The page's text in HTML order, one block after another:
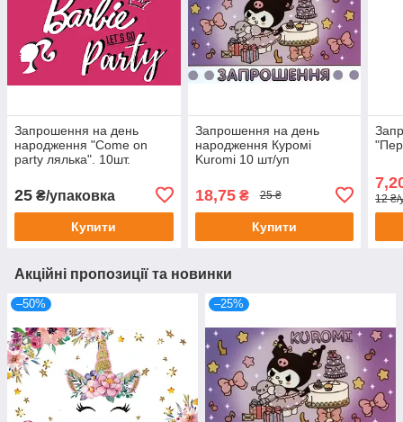
Запрошення на день
народження "Come on
party лялька". 10шт.
25 ₴/упаковка
Купити
Запрошення на день
народження Куромі
Kuromi 10 шт/уп
18,75₴ 25 ₴
Купити
12 ₴/
Акційні пропозиції та новинки
–50% –25%